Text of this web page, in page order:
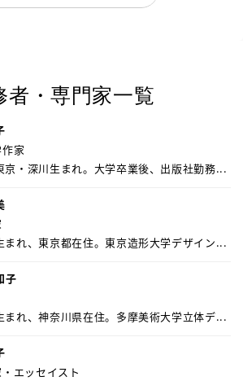
者・専門家一覧
家
京・深川生まれ。大学卒業後、出版社勤務...
まれ、東京都在住。東京造形大学デザイン...
子
まれ、神奈川県在住。多摩美術大学立体デ...
エッセイスト